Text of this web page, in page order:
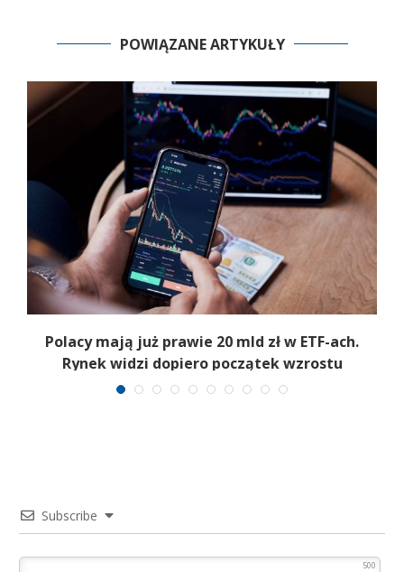
POWIĄZANE ARTYKUŁY
Polacy mają już prawie 20 mld zł w ETF-ach.
Rynek widzi dopiero początek wzrostu
Subscribe
500